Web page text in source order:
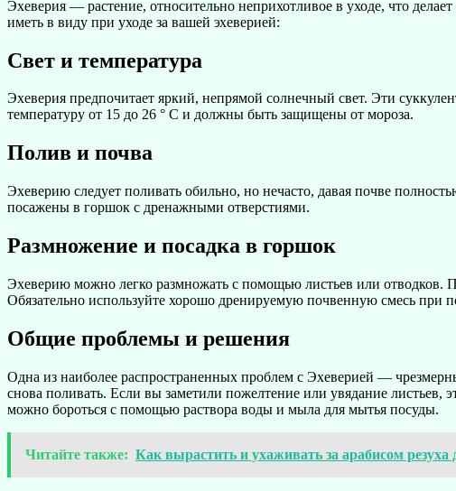
Эхеверия — растение, относительно неприхотливое в уходе, что
иметь в виду при уходе за вашей эхеверией:
Свет и температура
Эхеверия предпочитает яркий, непрямой солнечный свет. Эти
температуру от 15 до 26 ° C и должны быть защищены от мороза.
Полив и почва
Эхеверию следует поливать обильно, но нечасто, давая почве
посажены в горшок с дренажными отверстиями.
Размножение и посадка в горшок
Эхеверию можно легко размножать с помощью листьев или отводков.
Обязательно используйте хорошо дренируемую почвенную смесь при
Общие проблемы и решения
Одна из наиболее распространенных проблем с Эхеверией —
снова поливать. Если вы заметили пожелтение или увядание листьев,
можно бороться с помощью раствора воды и мыла для мытья посуды.
Читайте также: Как вырастить и ухаживать за арабисом